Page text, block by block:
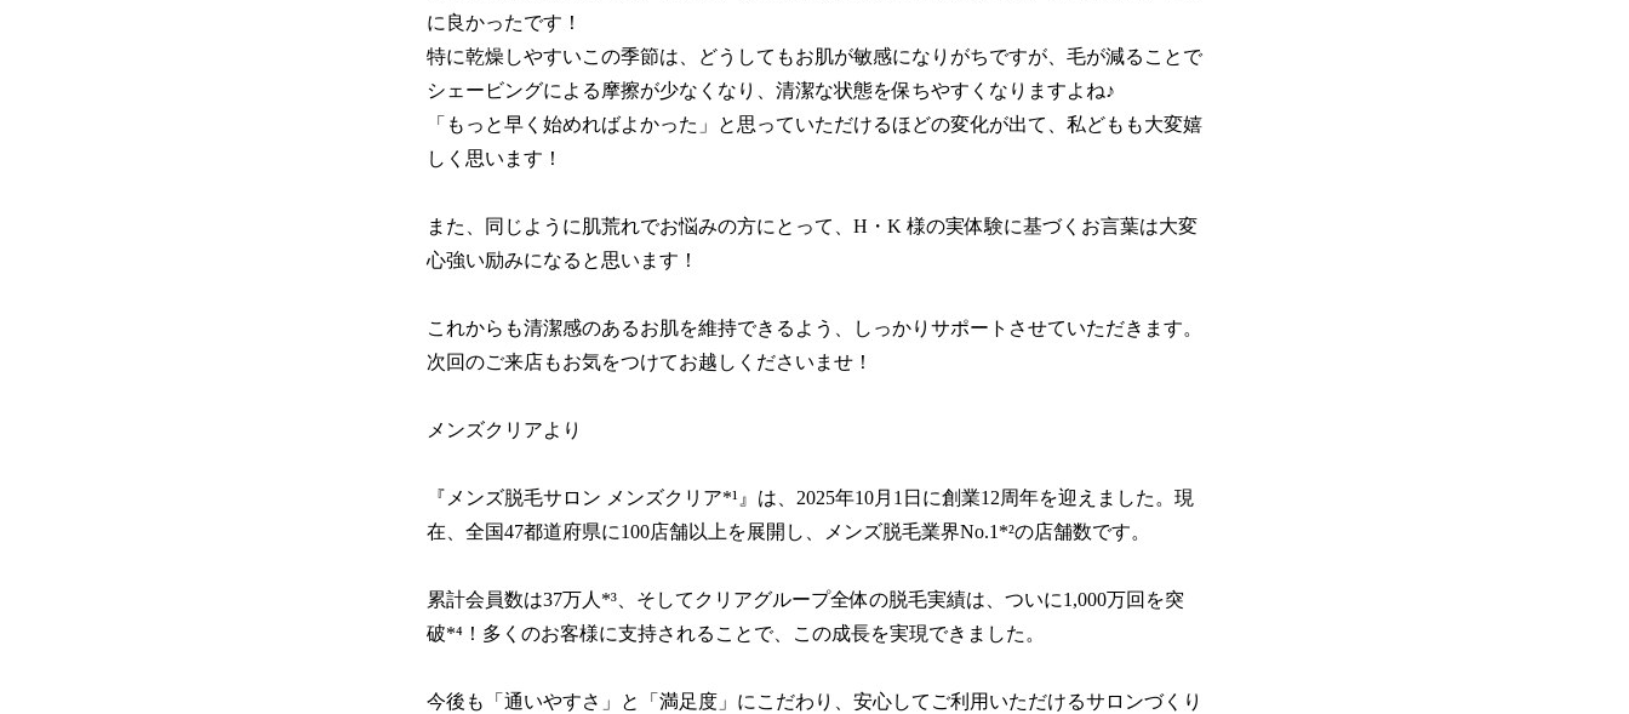
に良かったです！
特に乾燥しやすいこの季節は、どうしてもお肌が敏感になりがちですが、毛が減ることで
シェービングによる摩擦が少なくなり、清潔な状態を保ちやすくなりますよね♪
「もっと早く始めればよかった」と思っていただけるほどの変化が出て、私どもも大変嬉
しく思います！
また、同じように肌荒れでお悩みの方にとって、H・K 様の実体験に基づくお言葉は大変
心強い励みになると思います！
これからも清潔感のあるお肌を維持できるよう、しっかりサポートさせていただきます。
次回のご来店もお気をつけてお越しくださいませ！
メンズクリアより
『メンズ脱毛サロン メンズクリア*¹』は、2025年10月1日に創業12周年を迎えました。現
在、全国47都道府県に100店舗以上を展開し、メンズ脱毛業界No.1*²の店舗数です。
累計会員数は37万人*³、そしてクリアグループ全体の脱毛実績は、ついに1,000万回を突
破*⁴！多くのお客様に支持されることで、この成長を実現できました。
今後も「通いやすさ」と「満足度」にこだわり、安心してご利用いただけるサロンづくり